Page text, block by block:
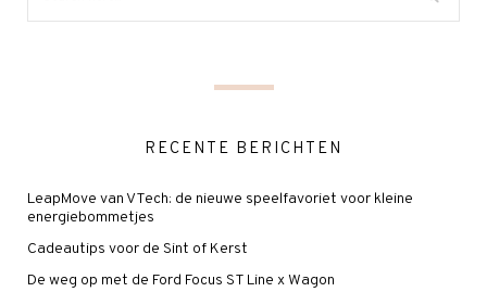
RECENTE BERICHTEN
LeapMove van VTech: de nieuwe speelfavoriet voor kleine
energiebommetjes
Cadeautips voor de Sint of Kerst
De weg op met de Ford Focus ST Line x Wagon